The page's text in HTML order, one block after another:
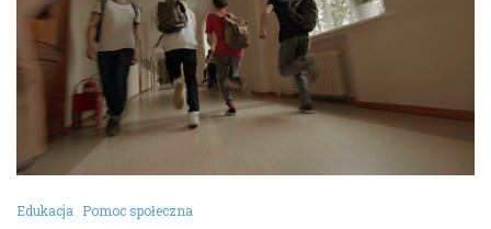
Edukacja Pomoc społeczna